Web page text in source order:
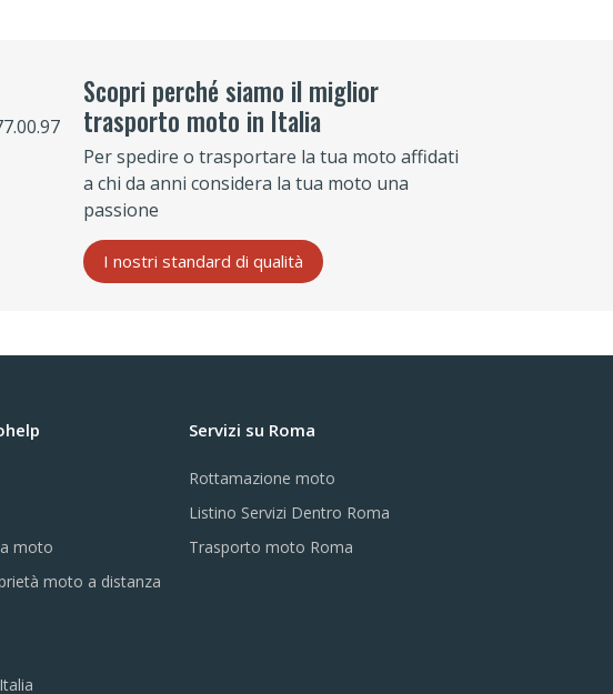
Scopri perché siamo il miglior
trasporto moto in Italia
Per spedire o trasportare la tua moto affidati
a chi da anni considera la tua moto una
passione
I nostri standard di qualità
moto
moto a distanza
Servizi su Roma
Rottamazione moto
Listino Servizi Dentro Roma
Trasporto moto Roma